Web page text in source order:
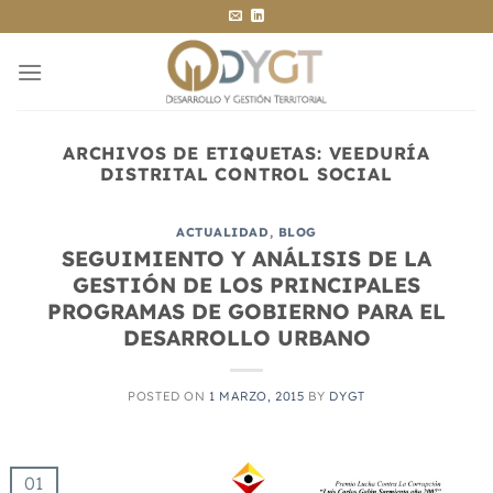
al
contenido
ARCHIVOS DE ETIQUETAS: VEEDURÍA
DISTRITAL CONTROL SOCIAL
ACTUALIDAD, BLOG
SEGUIMIENTO Y ANÁLISIS DE LA
GESTIÓN DE LOS PRINCIPALES
PROGRAMAS DE GOBIERNO PARA EL
DESARROLLO URBANO
POSTED ON 1 MARZO, 2015 BY DYGT
01